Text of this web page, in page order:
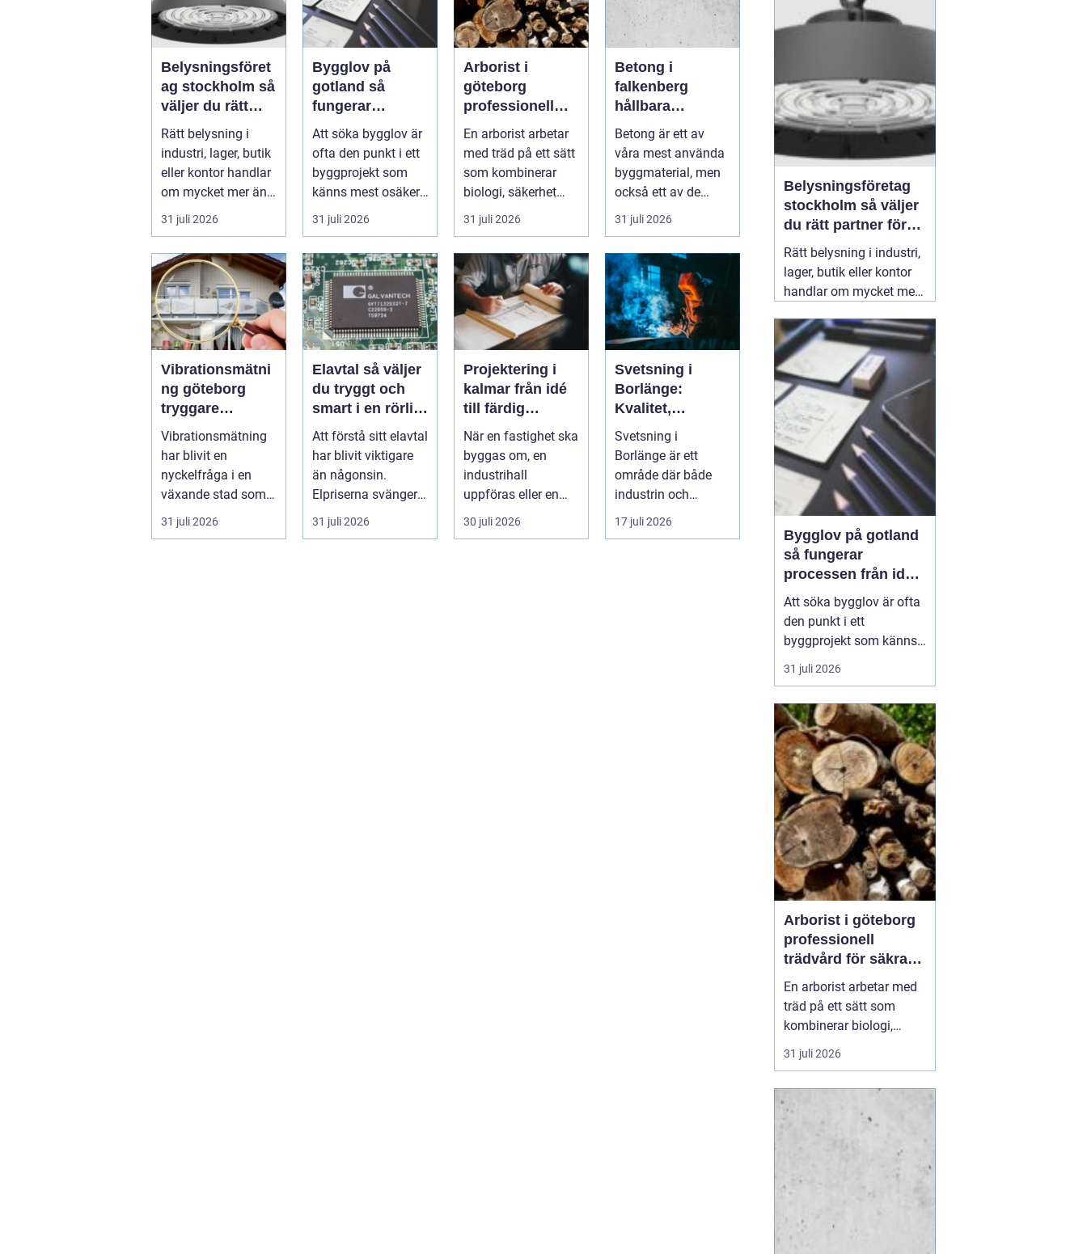
Belysningsföret
ag stockholm så
väljer du rätt
partner för
professionell
ljussättning
Rätt belysning i
industri, lager, butik
eller kontor handlar
om mycket mer än
att bara få det
ljust....
31 juli 2026
Bygglov på
gotland så
fungerar
processen från
idé till godkänt
beslut
Att söka bygglov är
ofta den punkt i ett
byggprojekt som
känns mest osäker.
Frågorna hopar sig:
vilk...
31 juli 2026
Arborist i
göteborg
professionell
trädvård för
säkra och friska
En arborist arbetar
med träd på ett sätt
som kombinerar
biologi, säkerhet
och hantverk. I en
stad so...
31 juli 2026
Betong i
falkenberg
hållbara
lösningar för
grund, golv och
utemiljö
Betong är ett av
våra mest använda
byggmaterial, men
också ett av de
mest
missförstådda.
Många tänke...
31 juli 2026
Vibrationsmätni
ng göteborg
tryggare
markarbeten i
tät stadsmiljö
Vibrationsmätning
har blivit en
nyckelfråga i en
växande stad som
Göteborg. När nya
bostäder, broar,...
31 juli 2026
Elavtal så väljer
du tryggt och
smart i en rörlig
elmarknad
Att förstå sitt elavtal
har blivit viktigare
än någonsin.
Elpriserna svänger
snabbt, nya typer av
av...
31 juli 2026
Projektering i
kalmar från idé
till färdig
lösning
När en fastighet ska
byggas om, en
industrihall
uppföras eller en
lantbruksanläggnin
g moderniseras ä...
30 juli 2026
Svetsning i
Borlänge:
Kvalitet,
precision och
hållbara
konstruktioner
Svetsning i
Borlänge är ett
område där både
industrin och
mindre verkst&a...
17 juli 2026
undvika vattenskador,
fuktproblem och
bostadsrättsföreningar,
fastighetsäga...
Belysningsföretag
stockholm så väljer
du rätt partner för
professionell
ljussättning
Rätt belysning i industri,
lager, butik eller kontor
handlar om mycket mer
Ljuset påverkar säkerhet,
energikostnader,
produktivitet och hur en
lokal upplevs varje dag.
När företag i Stockholm
letar
31 juli 2026
Bygglov på gotland
så fungerar
processen från idé
till godkänt beslut
Att söka bygglov är ofta
den punkt i ett
byggprojekt som känns
mest osäker. Frågorna
hopar sig: vilka
länge tar det, vad säger
detaljplanen och hur
påverkas tidsplanen? På
Gotland tillkommer
dessutom särskilda
hänsyn, som kultur...
31 juli 2026
Arborist i göteborg
professionell
trädvård för säkra
och friska träd
En arborist arbetar med
träd på ett sätt som
kombinerar biologi,
säkerhet och hantverk. I
en stad som Göteborg,
med tät bebyggelse,
krävs genomtänkt
trädvård för att både
människor och träd ska
må bra. Många
fastighetsägare, bos...
31 juli 2026